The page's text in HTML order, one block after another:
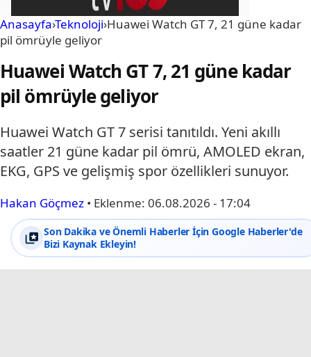
Anasayfa›Teknoloji›Huawei Watch GT 7, 21 güne kadar
pil ömrüyle geliyor
Huawei Watch GT 7, 21 güne kadar
pil ömrüyle geliyor
Huawei Watch GT 7 serisi tanıtıldı. Yeni akıllı
saatler 21 güne kadar pil ömrü, AMOLED ekran,
EKG, GPS ve gelişmiş spor özellikleri sunuyor.
Hakan Göçmez • Eklenme: 06.08.2026 - 17:04
Son Dakika ve Önemli Haberler İçin Google Haberler'de
Bizi Kaynak Ekleyin!